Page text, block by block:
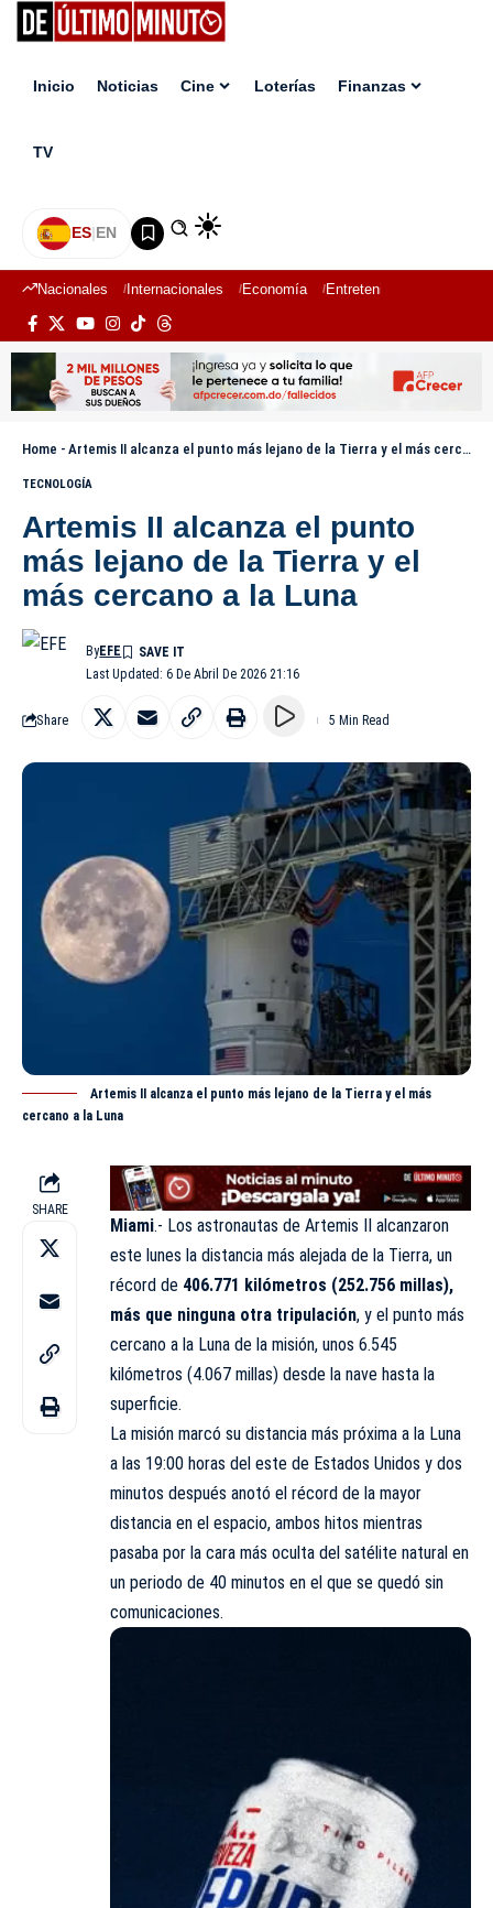
Inicio Noticias Cine Loterías Finanzas
TV
ES|EN
Nacionales Internacionales Economía Entretenimiento
Home - Artemis II alcanza el punto más lejano de la Tierra y el más cercano a la Luna
TECNOLOGÍA
Artemis II alcanza el punto
más lejano de la Tierra y el
más cercano a la Luna
Last Updated: 6 De Abril De 2026 21:16
ByEFE
Share 5 Min Read
Artemis II alcanza el punto más lejano de la Tierra y el más
cercano a la Luna
SHARE
Miami.- Los astronautas de Artemis II alcanzaron
este lunes la distancia más alejada de la Tierra, un
récord de 406.771 kilómetros (252.756 millas),
más que ninguna otra tripulación, y el punto más
cercano a la Luna de la misión, unos 6.545
kilómetros (4.067 millas) desde la nave hasta la
superficie.
La misión marcó su distancia más próxima a la Luna
a las 19:00 horas del este de Estados Unidos y dos
minutos después anotó el récord de la mayor
distancia en el espacio, ambos hitos mientras
pasaba por la cara más oculta del satélite natural en
un periodo de 40 minutos en el que se quedó sin
comunicaciones.